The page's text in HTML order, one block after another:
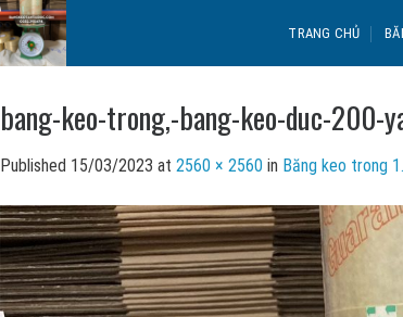
TRANG CHỦ
bang-keo-trong,-bang-keo-duc-200-
Published 15/03/2023 at 2560 × 2560 in Băng keo trong